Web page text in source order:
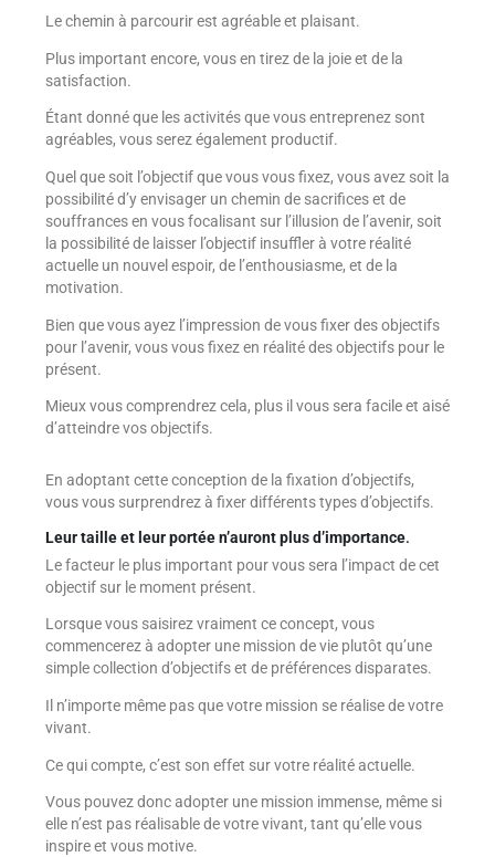
Le chemin à parcourir est agréable et plaisant.
Plus important encore, vous en tirez de la joie et de la
satisfaction.
Étant donné que les activités que vous entreprenez sont
agréables, vous serez également productif.
Quel que soit l’objectif que vous vous fixez, vous avez soit la
possibilité d’y envisager un chemin de sacrifices et de
souffrances en vous focalisant sur l’illusion de l’avenir, soit
la possibilité de laisser l’objectif insuffler à votre réalité
actuelle un nouvel espoir, de l’enthousiasme, et de la
motivation.
Bien que vous ayez l’impression de vous fixer des objectifs
pour l’avenir, vous vous fixez en réalité des objectifs pour le
présent.
Mieux vous comprendrez cela, plus il vous sera facile et aisé
d’atteindre vos objectifs.
En adoptant cette conception de la fixation d’objectifs,
vous vous surprendrez à fixer différents types d’objectifs.
Leur taille et leur portée n’auront plus d’importance.
Le facteur le plus important pour vous sera l’impact de cet
objectif sur le moment présent.
Lorsque vous saisirez vraiment ce concept, vous
commencerez à adopter une mission de vie plutôt qu’une
simple collection d’objectifs et de préférences disparates.
Il n’importe même pas que votre mission se réalise de votre
vivant.
Ce qui compte, c’est son effet sur votre réalité actuelle.
Vous pouvez donc adopter une mission immense, même si
elle n’est pas réalisable de votre vivant, tant qu’elle vous
inspire et vous motive.